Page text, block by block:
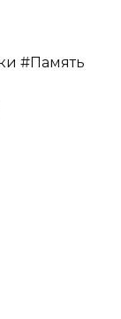
#Память